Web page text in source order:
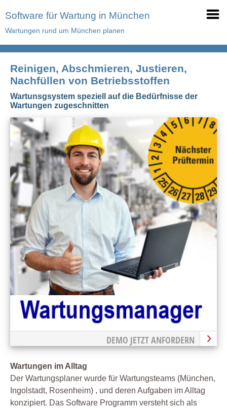
Software für Wartung in München
Wartungen rund um München planen
Reinigen, Abschmieren, Justieren,
Nachfüllen von Betriebsstoffen
Wartunsgsystem speziell auf die Bedürfnisse der
Wartungen zugeschnitten
DEMO JETZT ANFORDERN
Wartungen im Alltag
Der Wartungsplaner wurde für Wartungsteams (München,
Ingolstadt, Rosenheim) , und deren Aufgaben im Alltag
konzipiert. Das Software Programm versteht sich als